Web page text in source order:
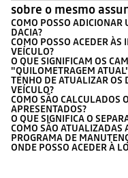
sobre o mesmo
COMO POSSO
DACIA?
COMO POSSO ACEDER ÀS
VEÍCULO?
O QUE SIGNIFICAM OS
"QUILOMETRAGEM
TENHO DE ATUALIZAR OS
VEÍCULO?
COMO SÃO CALCULADOS
APRESENTADOS?
O QUE SIGNIFICA O
COMO SÃO ATUALIZADAS
PROGRAMA DE
ONDE POSSO ACEDER À